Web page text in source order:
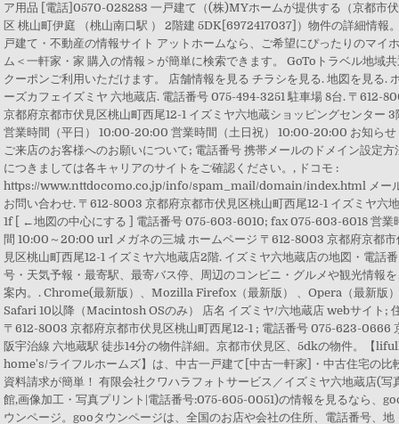
ア用品 [電話]0570-028283 一戸建て（(株)MYホームが提供する（京都市
区 桃山町伊庭 （桃山南口駅 ） 2階建 5DK[6972417037]）物件の詳細情報
戸建て・不動産の情報サイト アットホームなら、ご希望にぴったりのマイ
ム＜一軒家・家 購入の情報＞が簡単に検索できます。 GoToトラベル地域
クーポンご利用いただけます。 店舗情報を見る チラシを見る. 地図を見る.
ーズカフェイズミヤ 六地蔵店. 電話番号 075-494-3251 駐車場 8台. 〒612-
京都府京都市伏見区桃山町西尾12-1 イズミヤ六地蔵ショッピングセンター 3
営業時間（平日） 10:00-20:00 営業時間（土日祝） 10:00-20:00 お知ら
ご来店のお客様へのお願いについて; 電話番号 携帯メールのドメイン設定方
につきましては各キャリアのサイトをご確認ください。, ドコモ :
https://www.nttdocomo.co.jp/info/spam_mail/domain/index.html メー
お問い合わせ. 〒612-8003 京都府京都市伏見区桃山町西尾12-1 イズミヤ六
1f [ ←地図の中心にする ] 電話番号 075-603-6010; fax 075-603-6018 営業
間 10:00～20:00 url メガネの三城 ホームページ 〒612-8003 京都府京都市
見区桃山町西尾12-1 イズミヤ六地蔵店2階. イズミヤ六地蔵店の地図・電話番
号・天気予報・最寄駅、最寄バス停、周辺のコンビニ・グルメや観光情報
案内。. Chrome(最新版）、Mozilla Firefox（最新版） 、Opera（最新版
Safari 10以降（Macintosh OSのみ） 店名 イズミヤ/六地蔵店 webサイト;
〒612-8003 京都府京都市伏見区桃山町西尾12-1 ; 電話番号 075-623-0666
阪宇治線 六地蔵駅 徒歩14分の物件詳細。京都市伏見区、5dkの物件。【
home's/ライフルホームズ】は、中古一戸建て[中古一軒家]・中古住宅の比
資料請求が簡単！ 有限会社クワハラフォトサービス／イズミヤ六地蔵店(写
館,画像加工・写真プリント|電話番号:075-605-0051)の情報を見るなら、
ウンページ。gooタウンページは、全国のお店や会社の住所、電話番号、地